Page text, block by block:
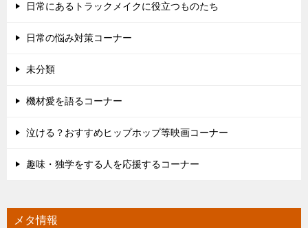
日常にあるトラックメイクに役立つものたち
日常の悩み対策コーナー
未分類
機材愛を語るコーナー
泣ける？おすすめヒップホップ等映画コーナー
趣味・独学をする人を応援するコーナー
メタ情報